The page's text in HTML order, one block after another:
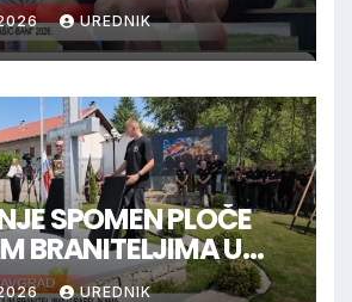
UREDNIK
SPOMEN PLOČE
BRANITELJIMA U
UREDNIK